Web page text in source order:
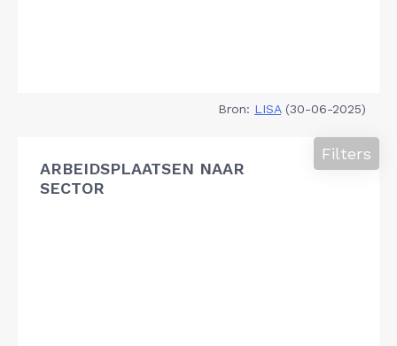
Bron: LISA(30-06-2025)
ARBEIDSPLAATSEN NAAR
SECTOR
Filters